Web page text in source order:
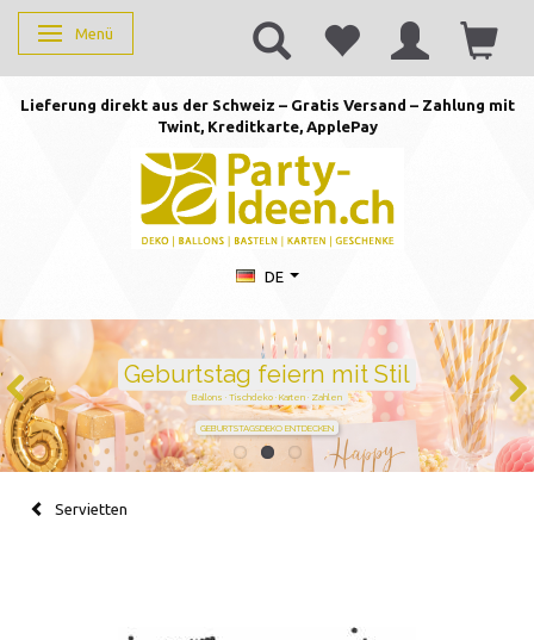
Anzeige ändern
Menü
Lieferung direkt aus der Schweiz – Gratis Versand – Zahlung mit
Twint, Kreditkarte, ApplePay
DE
Geburtstag feiern mit Stil
Ballons · Tischdeko · Karten · Zahlen
GEBURTSTAGSDEKO ENTDECKEN
Servietten